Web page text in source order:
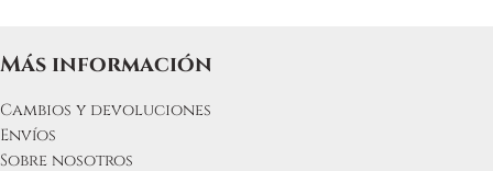
Más información
Cambios y devoluciones
Envíos
Sobre nosotros